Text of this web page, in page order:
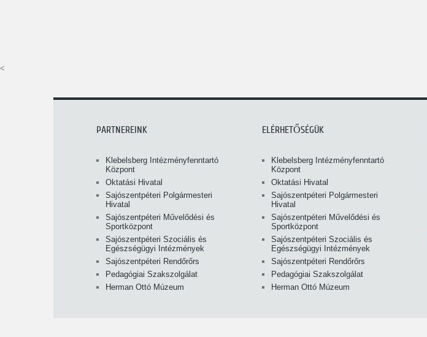
<
PARTNEREINK
Klebelsberg Intézményfenntartó
Központ
Oktatási Hivatal
Sajószentpéteri Polgármesteri
Hivatal
Sajószentpéteri Művelődési és
Sportközpont
Sajószentpéteri Szociális és
Egészségügyi Intézmények
Sajószentpéteri Rendőrőrs
Pedagógiai Szakszolgálat
Herman Ottó Múzeum
ELÉRHETŐSÉGÜK
Klebelsberg Intézményfenntartó
Központ
Oktatási Hivatal
Sajószentpéteri Polgármesteri
Hivatal
Sajószentpéteri Művelődési és
Sportközpont
Sajószentpéteri Szociális és
Egészségügyi Intézmények
Sajószentpéteri Rendőrőrs
Pedagógiai Szakszolgálat
Herman Ottó Múzeum